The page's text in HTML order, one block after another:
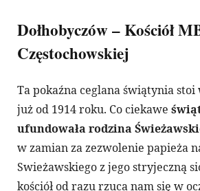
Dołhobyczów – Kościół
Częstochowskiej
Ta pokaźna ceglana świątynia
już od 1914 roku. Co ciekawe
ufundowała rodzina
w zamian za zezwolenie papieża
Swieżawskiego z jego stryjeczną
kościół od razu rzuca nam się w